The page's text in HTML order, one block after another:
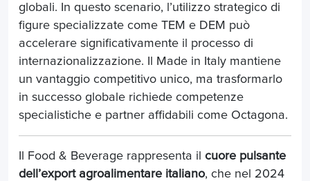
globali. In questo scenario, l’utilizzo strategico di
figure specializzate come TEM e DEM può
accelerare significativamente il processo di
internazionalizzazione. Il Made in Italy mantiene
un vantaggio competitivo unico, ma trasformarlo
in successo globale richiede competenze
specialistiche e partner affidabili come Octagona.
Il Food & Beverage rappresenta il cuore pulsante
dell’export agroalimentare italiano, che nel 2024